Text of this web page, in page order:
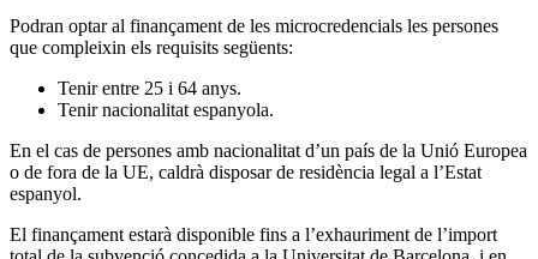
Podran optar al finançament de les microcredencials les persones
que compleixin els requisits següents:
Tenir entre 25 i 64 anys.
Tenir nacionalitat espanyola.
En el cas de persones amb nacionalitat d’un país de la Unió Europea
o de fora de la UE, caldrà disposar de residència legal a l’Estat
espanyol.
El finançament estarà disponible fins a l’exhauriment de l’import